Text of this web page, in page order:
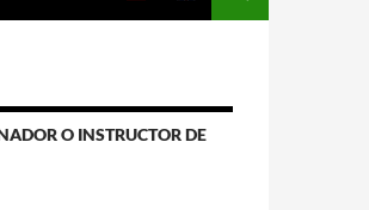
O INSTRUCTOR DE